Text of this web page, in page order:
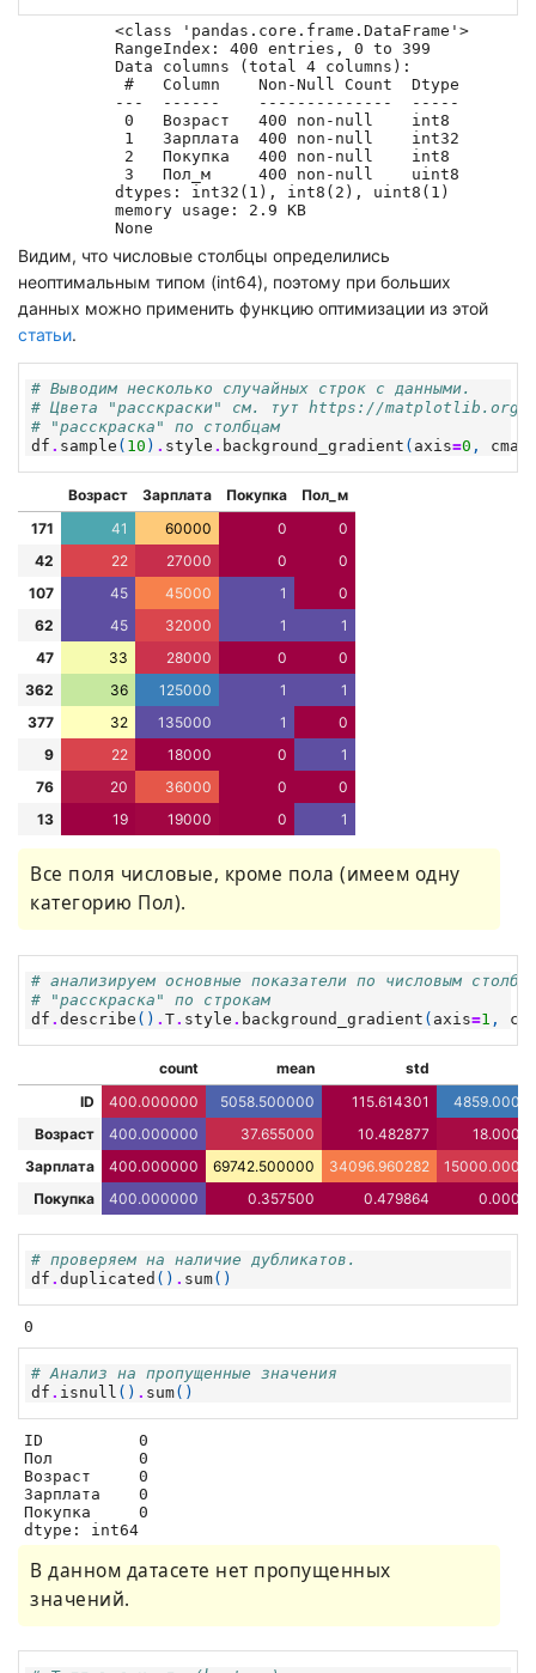
<class 'pandas.core.frame.DataFrame'>
RangeIndex: 400 entries, 0 to 399
Data columns (total 4 columns):
---  ------    --------------  -----
dtypes: int32(1), int8(2), uint8(1)
memory usage: 2.9 KB
Видим, что числовые столбцы определились
неоптимальным типом (int64), поэтому при больших
данных можно применить функцию оптимизации из этой
статьи.
# Выводим несколько случайных строк с данными.
# Цвета "расскраски" см. тут https://
# "расскраска" по столбцам
df . sample ( 10 ) . style . background_gradient ( axis=0 , cmap
Возраст Зарплата Покупка
Пол_м
171
41 60000 0
0
42
22 27000 0
0
107
45 45000 1
0
62
45 32000 1
1
47
33 28000 0
0
362
36 125000 1
1
377
32 135000 1
0
9
22 18000 0
1
76
20 36000 0
0
13
19 19000 0 1
Все поля числовые, кроме пола (имеем одну
категорию Пол).
# анализируем основные показатели по числовым
# "расскраска" по строкам
df .describe () .T. style . background_gradient ( axis=1 ,
count mean std
ID
400.000000 5058.500000 115.614301
Возраст
400.000000 37.655000 10.482877
Зарплата
400.000000 69742.500000 34096.960282
Покупка
400.000000 0.357500 0.479864
# проверяем на наличие дубликатов.
df .duplicated () . sum()
0
# Анализ на пропущенные значения
df . isnull () . sum()
ID          0
Пол         0
Возраст     0
Зарплата    0
Покупка     0
dtype: int64
В данном датасете нет пропущенных
значений.